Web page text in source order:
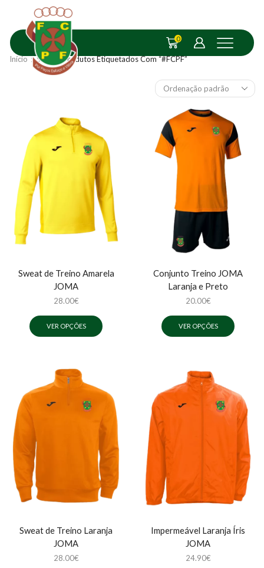
0
Início Shop Produtos Etiquetados Com “#FCPF”
Sweat de Treino Amarela
JOMA
28.00€
VER OPÇÕES
Conjunto Treino JOMA
Laranja e Preto
20.00€
VER OPÇÕES
Sweat de Treino Laranja
JOMA
28.00€
Impermeável Laranja Íris
JOMA
24.90€